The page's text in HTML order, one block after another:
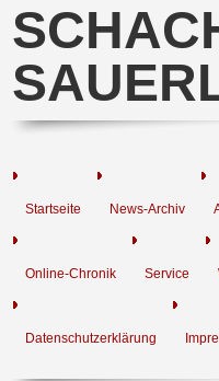
Startseite News-Archiv
Online-Chronik Service
Datenschutzerklärung